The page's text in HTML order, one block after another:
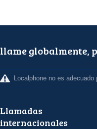
llame globalmente,
Localphone no es
Llamadas
internacionales